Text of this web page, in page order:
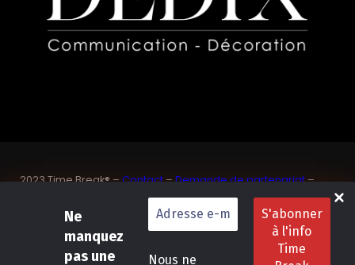
Ne
manquez
pas une
Nous ne
2023 Time Break® –Contact–Demande de partenariat–
Sponsoriser un joueur de padel français
SASU Dedix Communication – 87 rue de Mireille – 83 150
Bandol – Var
Politique de confidentialité
Conditions